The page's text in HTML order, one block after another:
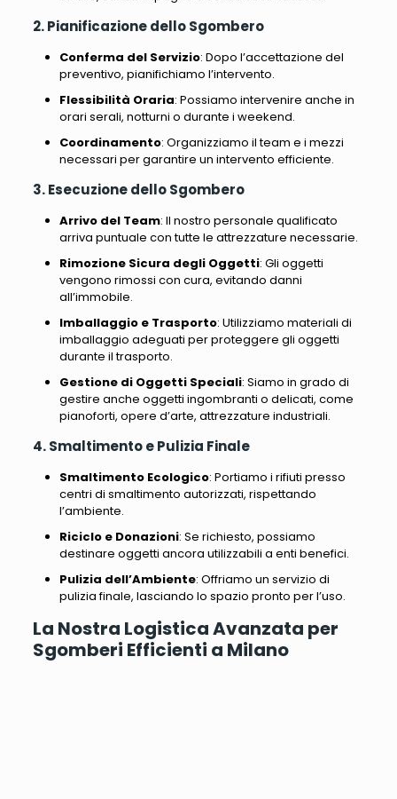
2. Pianificazione dello Sgombero
Conferma del Servizio: Dopo l’accettazione del
preventivo, pianifichiamo l’intervento.
Flessibilità Oraria: Possiamo intervenire anche in
orari serali, notturni o durante i weekend.
Coordinamento: Organizziamo il team e i mezzi
necessari per garantire un intervento efficiente.
3. Esecuzione dello Sgombero
Arrivo del Team: Il nostro personale qualificato
arriva puntuale con tutte le attrezzature necessarie.
Rimozione Sicura degli Oggetti: Gli oggetti
vengono rimossi con cura, evitando danni
all’immobile.
Imballaggio e Trasporto: Utilizziamo materiali di
imballaggio adeguati per proteggere gli oggetti
durante il trasporto.
Gestione di Oggetti Speciali: Siamo in grado di
gestire anche oggetti ingombranti o delicati, come
pianoforti, opere d’arte, attrezzature industriali.
4. Smaltimento e Pulizia Finale
Smaltimento Ecologico: Portiamo i rifiuti presso
centri di smaltimento autorizzati, rispettando
l’ambiente.
Riciclo e Donazioni: Se richiesto, possiamo
destinare oggetti ancora utilizzabili a enti benefici.
Pulizia dell’Ambiente: Offriamo un servizio di
pulizia finale, lasciando lo spazio pronto per l’uso.
La Nostra Logistica Avanzata per
Sgomberi Efficienti a Milano